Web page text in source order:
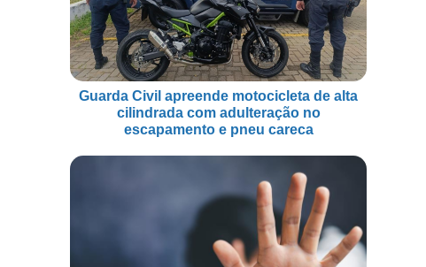
Guarda Civil apreende motocicleta de alta
cilindrada com adulteração no
escapamento e pneu careca